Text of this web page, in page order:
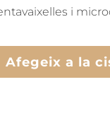
i
Afegeix a la